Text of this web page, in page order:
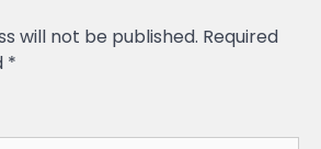
will not be published. Required
*